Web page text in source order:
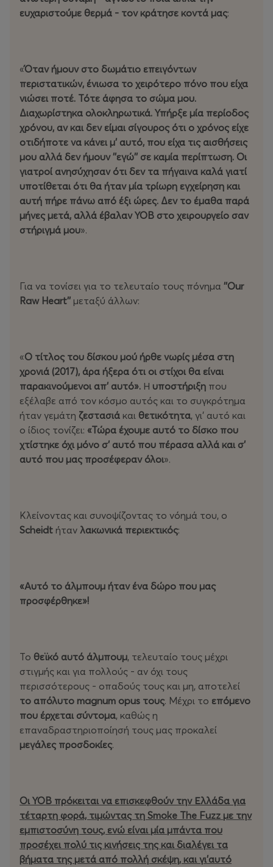
ευχαριστούμε θερμά - τον κράτησε κοντά μας:
«Όταν ήμουν στο δωμάτιο επειγόντων
περιστατικών, ένιωσα το χειρότερο πόνο που είχα
νιώσει ποτέ. Τότε άφησα το σώμα μου.
Διαχωρίστηκα ολοκληρωτικά. Υπήρξε μία περίοδος
χρόνου, αν και δεν είμαι σίγουρος ότι ο χρόνος είχε
οτιδήποτε να κάνει μ' αυτό, που είχα τις αισθήσεις
μου αλλά δεν ήμουν ''εγώ'' σε καμία περίπτωση. Οι
γιατροί ανησύχησαν ότι δεν τα πήγαινα καλά γιατί
υποτίθεται ότι θα ήταν μία τρίωρη εγχείρηση και
αυτή πήρε πάνω από έξι ώρες. Δεν το έμαθα παρά
μήνες μετά, αλλά έβαλαν ΥΟΒ στο χειρουργείο σαν
στήριγμά μου».
Για να τονίσει για το τελευταίο τους πόνημα ''Our
Raw Heart'' μεταξύ άλλων:
«O τίτλος του δίσκου μού ήρθε νωρίς μέσα στη
χρονιά (2017), άρα ήξερα ότι οι στίχοι θα είναι
παρακινούμενοι απ' αυτό». Η υποστήριξη που
εξέλαβε από τον κόσμο αυτός και το συγκρότημα
ήταν γεμάτη ζεστασιά και θετικότητα, γι' αυτό και
ο ίδιος τονίζει: «Τώρα έχουμε αυτό το δίσκο που
χτίστηκε όχι μόνο σ' αυτό που πέρασα αλλά και σ'
αυτό που μας προσέφεραν όλοι».
Κλείνοντας και συνοψίζοντας το νόημά του, ο
Scheidt ήταν λακωνικά περιεκτικός:
«Αυτό το άλμπουμ ήταν ένα δώρο που μας
προσφέρθηκε»!
Το θεϊκό αυτό άλμπουμ, τελευταίο τους μέχρι
στιγμής και για πολλούς - αν όχι τους
περισσότερους - οπαδούς τους και μη, αποτελεί
το απόλυτο magnum opus τους. Μέχρι το επόμενο
που έρχεται σύντομα, καθώς η
επαναδραστηριοποίησή τους μας προκαλεί
μεγάλες προσδοκίες.
Oι ΥΟΒ πρόκειται να επισκεφθούν την Ελλάδα για
τέταρτη φορά, τιμώντας τη Smoke The Fuzz με την
εμπιστοσύνη τους, ενώ είναι μία μπάντα που
προσέχει πολύ τις κινήσεις της και διαλέγει τα
βήματα της μετά από πολλή σκέψη, και γι’αυτό